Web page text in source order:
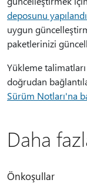
deposunu
uygun
paketlerinizi
Yükleme
doğrudan
Sürüm Notları'na
Daha
Önkoşullar